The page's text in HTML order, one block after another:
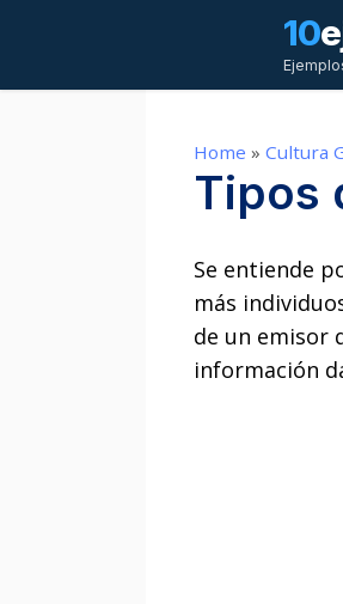
contenido
10
Home » Cultura
Tipos
Se entiende
más
de un emisor
información